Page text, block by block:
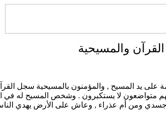
القرآن والمسيحية
على يد المسيح , والمؤمنون بالمسيحية سجل
متواضعون لا يستكبرون . وشخص المسيح له في
جسدي ومن أم عذراء , وعاش على الأرض يهدي